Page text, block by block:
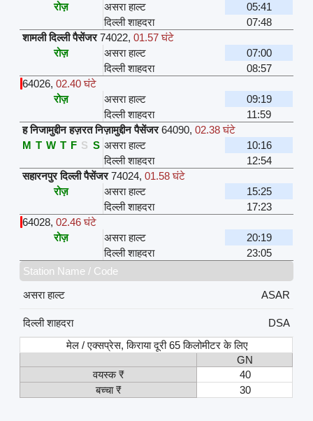
रोज़
असरा हाल्ट
05:41
दिल्ली शाहदरा
07:48
शामली दिल्ली पैसेंजर 74022,01.57 घंटे
रोज़
असरा हाल्ट
07:00
दिल्ली शाहदरा
08:57
64026,02.40 घंटे
रोज़
असरा हाल्ट
09:19
दिल्ली शाहदरा
11:59
ह निजामुद्दीन हज़रत निज़ामुद्दीन पैसेंजर 64090,02.38 घंटे
M T W T F S S असरा हाल्ट
10:16
दिल्ली शाहदरा
12:54
सहारनपुर दिल्ली पैसेंजर 74024,01.58 घंटे
रोज़
असरा हाल्ट
15:25
दिल्ली शाहदरा
17:23
64028,02.46 घंटे
रोज़
असरा हाल्ट
20:19
दिल्ली शाहदरा
23:05
Station Name / Code
असरा हाल्ट
ASAR
दिल्ली शाहदरा
DSA
मेल / एक्सप्रेस, किराया दूरी 65 किलोमीटर के लिए
GN
वयस्क ₹
40
बच्चा ₹
30